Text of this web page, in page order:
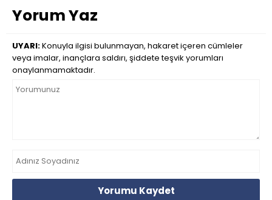
Yorum Yaz
UYARI:Konuyla ilgisi bulunmayan, hakaret içeren cümleler
veya imalar, inançlara saldırı, şiddete teşvik yorumları
onaylanmamaktadır.
Yorumu Kaydet